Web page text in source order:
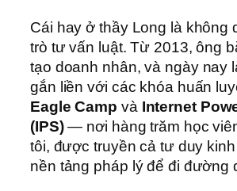
Cái hay ở thầy Long là không
trò tư vấn luật. Từ 2013, ông
tạo doanh nhân, và ngày nay
gắn liền với các khóa huấn
Eagle Camp và Internet
(IPS)— nơi hàng trăm học
tôi, được truyền cả tư duy
nền tảng pháp lý để đi đường